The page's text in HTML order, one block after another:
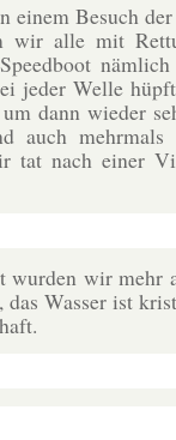
einem Besuch
wir alle mit
jeder Welle
dann wieder
auch
tat nach einer
wurden wir mehr
Wasser ist